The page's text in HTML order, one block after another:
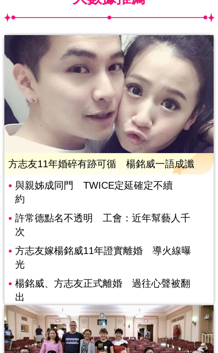
方志友11年婚碎有跡可循 楊銘威一語成讖
與親姊成同門 TWICE定延確定不續
約
許常德點名不透明 工會：近年幫藝人千
次
方志友嫁楊銘威11年證實離婚 導火線曝
光
楊銘威、方志友正式離婚 過往心聲被翻
出